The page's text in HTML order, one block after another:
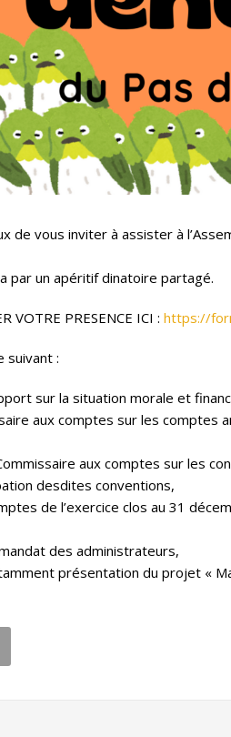
de vous inviter à assister à
par un apéritif dinatoire partagé.
VOTRE PRESENCE ICI : https://
suivant :
sur la situation morale et
aux comptes sur les comptes
aux comptes sur les
desdites conventions,
de l’exercice clos au 31
des administrateurs,
présentation du projet «